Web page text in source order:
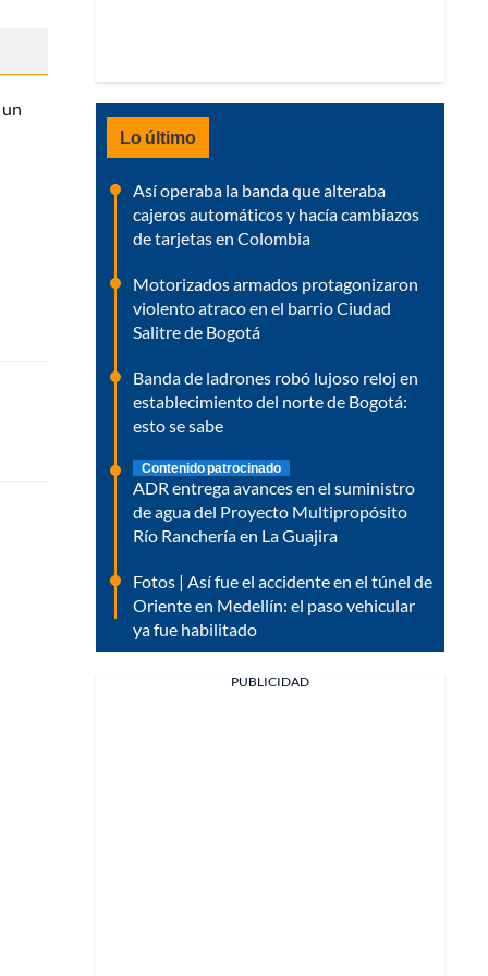
Lo último
Así operaba la banda que alteraba
cajeros automáticos y hacía cambiazos
de tarjetas en Colombia
Motorizados armados protagonizaron
violento atraco en el barrio Ciudad
Salitre de Bogotá
Banda de ladrones robó lujoso reloj en
establecimiento del norte de Bogotá:
esto se sabe
Contenido patrocinado
ADR entrega avances en el suministro
de agua del Proyecto Multipropósito
Río Ranchería en La Guajira
Fotos | Así fue el accidente en el túnel de
Oriente en Medellín: el paso vehicular
ya fue habilitado
PUBLICIDAD